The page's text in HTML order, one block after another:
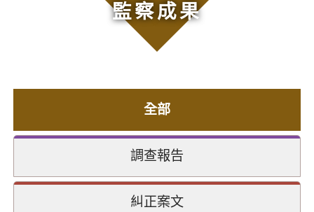
監察成果
全部
調查報告
糾正案文